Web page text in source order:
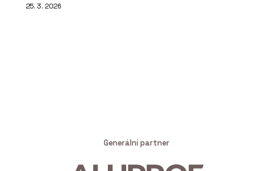
25. 3. 2026
Generální partner